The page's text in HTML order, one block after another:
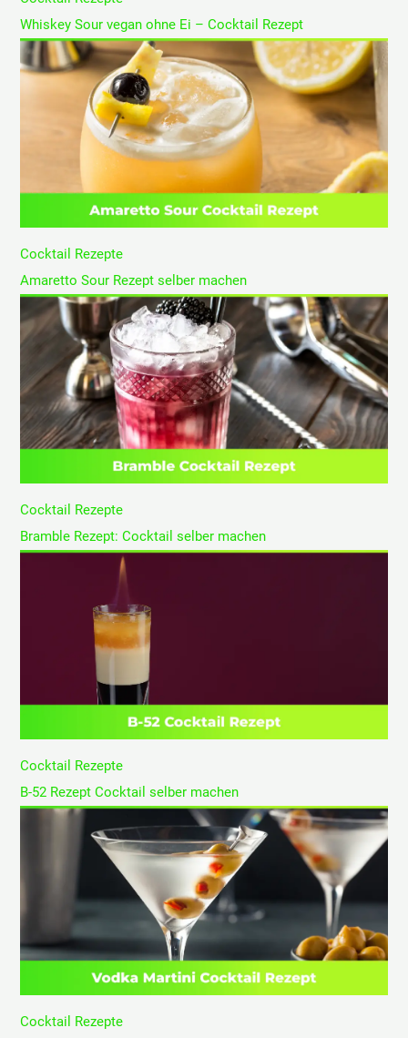
Whiskey Sour vegan ohne Ei – Cocktail Rezept
Cocktail Rezepte
Amaretto Sour Rezept selber machen
Cocktail Rezepte
Bramble Rezept: Cocktail selber machen
Cocktail Rezepte
B-52 Rezept Cocktail selber machen
Cocktail Rezepte